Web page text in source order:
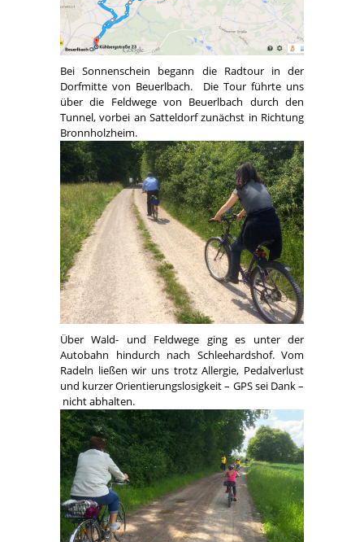
Bei Sonnenschein begann die Radtour in der
Dorfmitte von Beuerlbach. Die Tour führte uns
über die Feldwege von Beuerlbach durch den
Tunnel, vorbei an Satteldorf zunächst in Richtung
Bronnholzheim.
Über Wald- und Feldwege ging es unter der
Autobahn hindurch nach Schleehardshof. Vom
Radeln ließen wir uns trotz Allergie, Pedalverlust
und kurzer Orientierungslosigkeit – GPS sei Dank –
nicht abhalten.